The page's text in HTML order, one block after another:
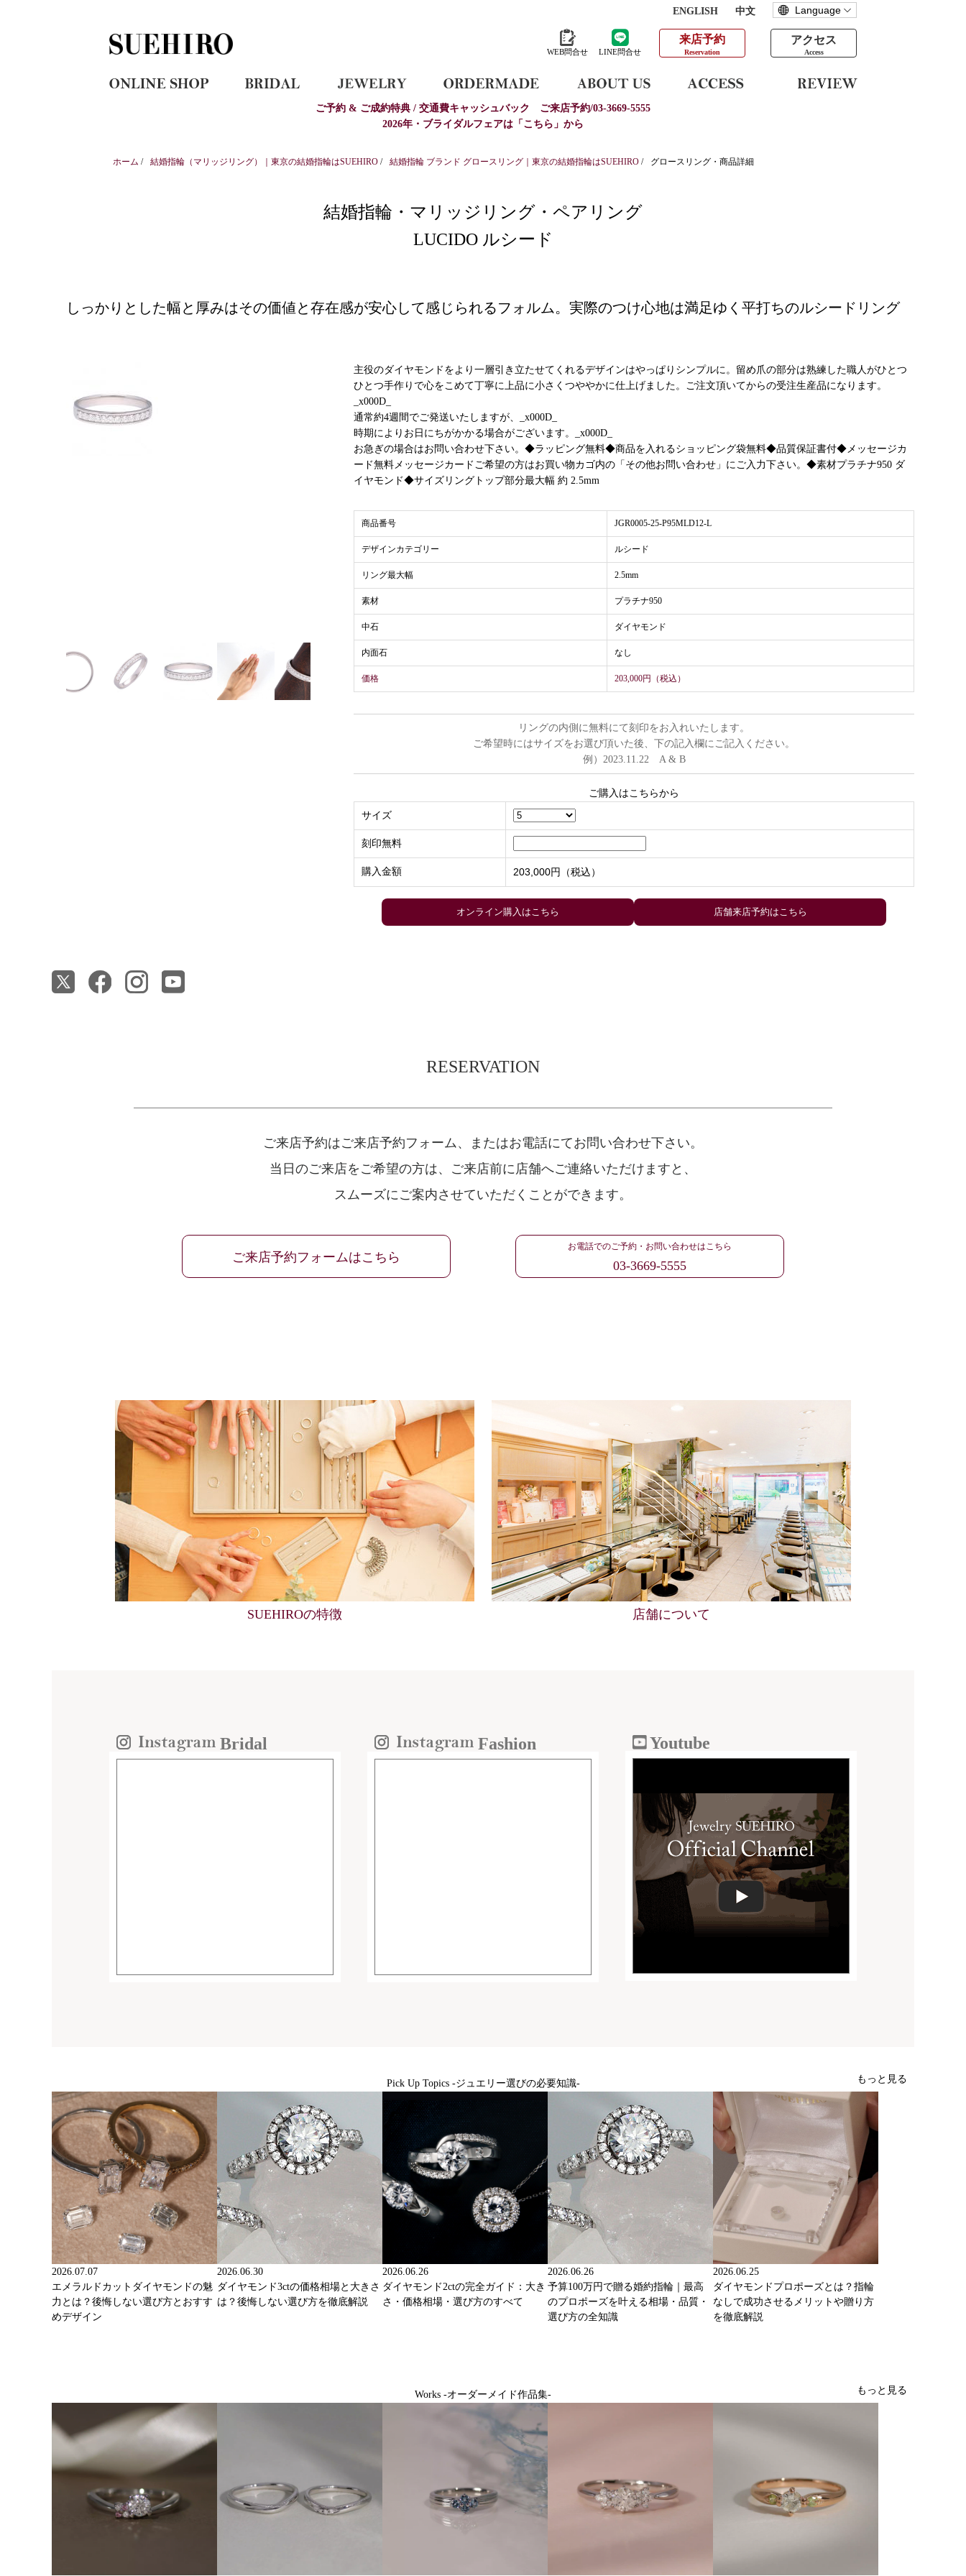
ENGLISH 中文
WEB問合せ LINE問合せ
来店予約
Reservation
アクセス
Access
ご予約 & ご成約特典 / 交通費キャッシュバック
ご来店予約/03-3669-5555
2026年・ブライダルフェアは「こちら」から
ホーム / 結婚指輪（マリッジリング）｜東京の結婚指輪はSUEHIRO / 結婚指輪 ブランド グロースリング｜東京の結婚指輪はSUEHIRO / グロースリング・商品詳細
結婚指輪・マリッジリング・ペアリング
LUCIDO ルシード
しっかりとした幅と厚みはその価値と存在感が安心して感じられるフォルム。実際のつけ心地は満足ゆく平打ちのルシードリング
主役のダイヤモンドをより一層引き立たせてくれるデザインはやっぱりシンプルに。留め爪の部分は熟練した職人がひとつ
ひとつ手作りで心をこめて丁寧に上品に小さくつややかに仕上げました。ご注文頂いてからの受注生産品になります。
_x000D_
通常約4週間でご発送いたしますが、_x000D_
時期によりお日にちがかかる場合がございます。_x000D_
お急ぎの場合はお問い合わせ下さい。◆ラッピング無料◆商品を入れるショッピング袋無料◆品質保証書付◆メッセージカ
ード無料メッセージカードご希望の方はお買い物カゴ内の「その他お問い合わせ」にご入力下さい。◆素材プラチナ950 ダ
イヤモンド◆サイズリングトップ部分最大幅 約 2.5mm
商品番号 JGR0005-25-P95MLD12-L
デザインカテゴリー ルシード
リング最大幅 2.5mm
素材 プラチナ950
中石 ダイヤモンド
内面石 なし
価格 203,000円（税込）
リングの内側に無料にて刻印をお入れいたします。
ご希望時にはサイズをお選び頂いた後、下の記入欄にご記入ください。
例）2023.11.22 A & B
ご購入はこちらから
サイズ
刻印無料
購入金額 203,000円（税込）
店舗来店予約はこちら
RESERVATION
ご来店予約はご来店予約フォーム、
またはお電話にてお問い合わせ下さい。
当日のご来店をご希望の方は、 ご来店前に店舗へご連絡いただけますと、
スムーズにご案内させていただくことができます。
ご来店予約フォームはこちら
お電話でのご予約・お問い合わせはこちら
03-3669-5555
SUEHIROの特徴 店舗について
Bridal Fashion Youtube
Pick Up Topics -ジュエリー選びの必要知識- もっと見る
2026.07.07
エメラルドカットダイヤモンドの魅
力とは？後悔しない選び方とおすす
めデザイン
2026.06.30
ダイヤモンド3ctの価格相場と大きさ
は？後悔しない選び方を徹底解説
2026.06.26
ダイヤモンド2ctの完全ガイド：大き
さ・価格相場・選び方のすべて
2026.06.26
予算100万円で贈る婚約指輪｜最高
のプロポーズを叶える相場・品質・
選び方の全知識
2026.06.25
ダイヤモンドプロポーズとは？指輪
なしで成功させるメリットや贈り方
を徹底解説
Works -オーダーメイド作品集- もっと見る